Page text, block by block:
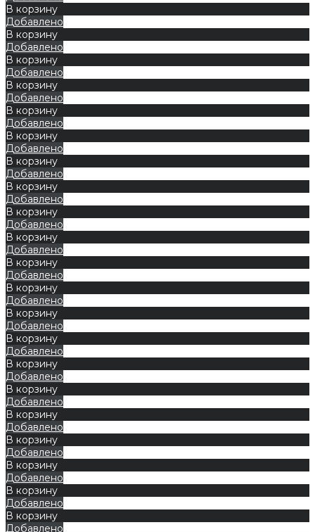
В корзину
Добавлено
В корзину
Добавлено
В корзину
Добавлено
В корзину
Добавлено
В корзину
Добавлено
В корзину
Добавлено
В корзину
Добавлено
В корзину
Добавлено
В корзину
Добавлено
В корзину
Добавлено
В корзину
Добавлено
В корзину
Добавлено
В корзину
Добавлено
В корзину
Добавлено
В корзину
Добавлено
В корзину
Добавлено
В корзину
Добавлено
В корзину
Добавлено
В корзину
Добавлено
В корзину
Добавлено
В корзину
Добавлено